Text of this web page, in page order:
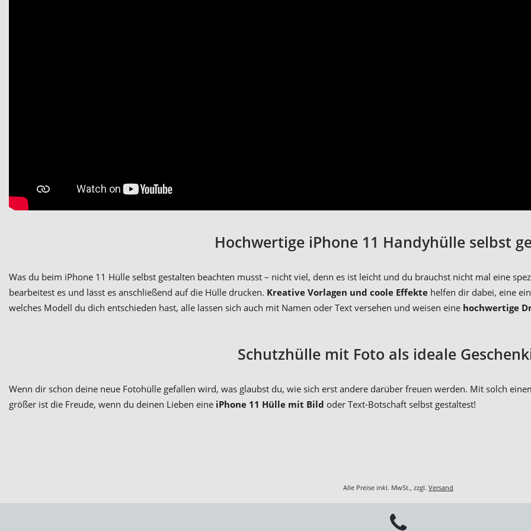
Hochwertige iPhone 11 Handyhülle selbst
Was du beim iPhone 11 Hülle selbst gestalten beachten musst – nicht viel, denn es ist leicht und du brauchst nicht mal eine
bearbeitest es und lässt es anschließend auf die Hülle drucken. Kreative Vorlagen und coole Effekte helfen dir dabei, eine
welches Modell du dich entschieden hast, alle lassen sich auch mit Namen oder Text versehen und weisen eine hochwertige
Schutzhülle mit Foto als ideale
Wenn dir schon deine neue Fotohülle gefallen wird, was glaubst du, wie sich erst andere darüber freuen werden. Mit solch
größer ist die Freude, wenn du deinen Lieben eine iPhone 11 Hülle mit Bild oder Text-Botschaft selbst gestaltest!
Alle Preise inkl. MwSt., zzgl. Versand